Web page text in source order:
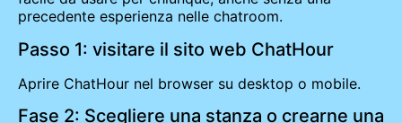
precedente esperienza nelle chatroom.
Passo 1: visitare il sito web ChatHour
Aprire ChatHour nel browser su desktop o mobile.
Fase 2: Scegliere una stanza o crearne una